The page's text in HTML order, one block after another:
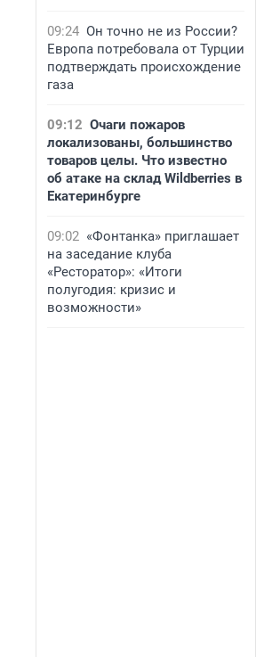
09:24 Он точно не из России?
Европа потребовала от Турции
подтверждать происхождение
газа
09:12 Очаги пожаров
локализованы, большинство
товаров целы. Что известно
об атаке на склад Wildberries в
Екатеринбурге
09:02 «Фонтанка» приглашает
на заседание клуба
«Ресторатор»: «Итоги
полугодия: кризис и
возможности»